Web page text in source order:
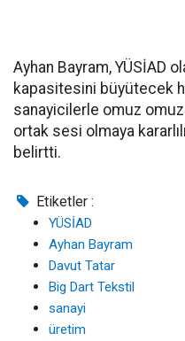
Ayhan Bayram, YÜSİAD
kapasitesini büyütecek
sanayicilerle omuz
ortak sesi olmaya
belirtti.
Etiketler :
YÜSİAD
Ayhan Bayram
Davut Tatar
Big Dart Tekstil
sanayi
üretim